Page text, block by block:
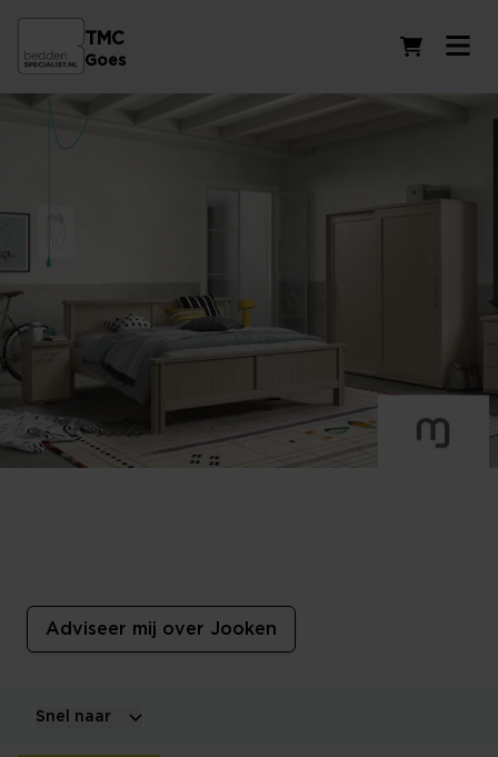
TMC
Goes
Adviseer mij over Jooken
Snel naar